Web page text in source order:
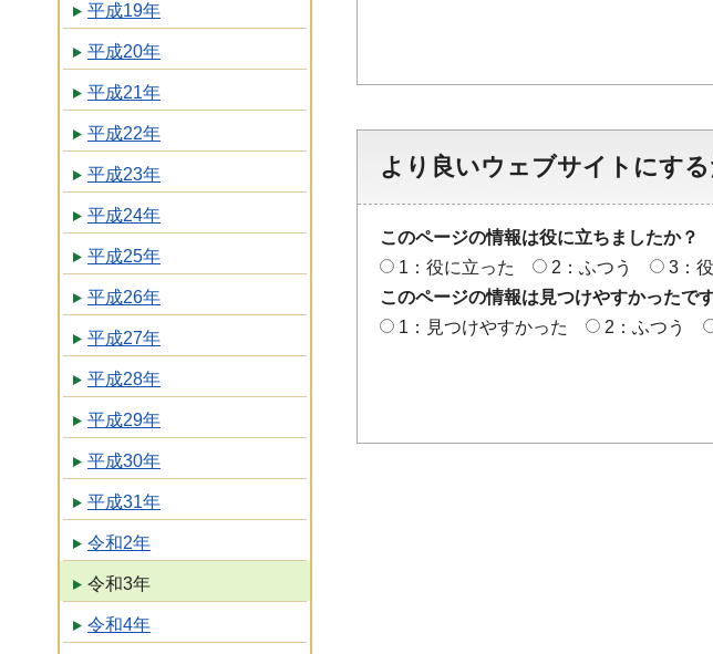
平成19年
平成20年
平成21年
平成22年
平成23年
平成24年
平成25年
平成26年
平成27年
平成28年
平成29年
平成30年
平成31年
令和2年
令和3年
令和4年
より良いウェブサイトにす
このページの情報は役に立ちましたか？
1：役に立った
2：ふつう
3：
このページの情報は見つけやすかったで
1：見つけやすかった
2：ふつう